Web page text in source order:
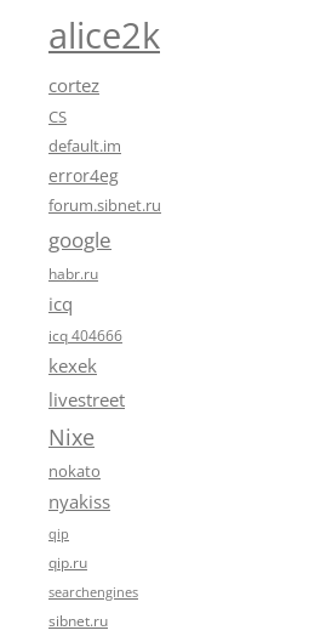
alice2k
cortez
CS
default.im
error4eg
forum.sibnet.ru
google
habr.ru
icq
icq 404666
kexek
livestreet
Nixe
nokato
nyakiss
qip
qip.ru
searchengines
sibnet.ru